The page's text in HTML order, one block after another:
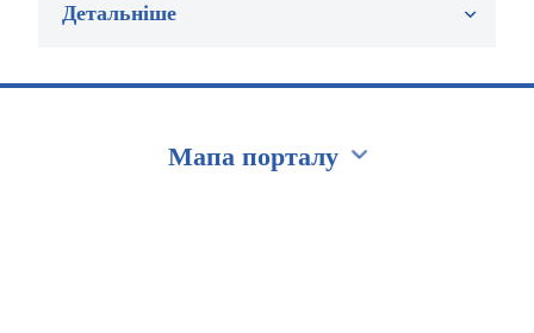
Детальніше
Мапа порталу